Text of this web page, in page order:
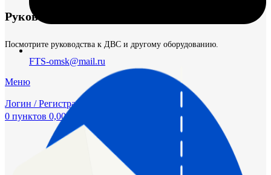
FTS-omsk@mail.ru
Меню
Логин / Регистрация
0 пунктов 0,00
Руководства и инструкции
Посмотрите руководства к ДВС и другому оборудованию.